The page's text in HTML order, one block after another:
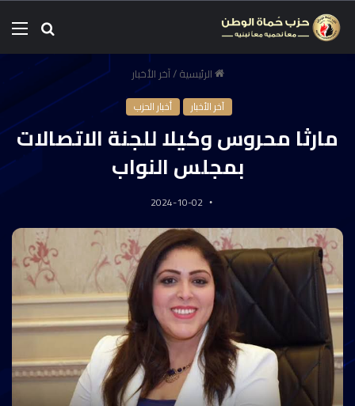
الرئيسية/آخر الأخبار
آخر الأخبار أخبار الحزب
مارثا محروس وكيلا للجنة الاتصالات
بمجلس النواب
2024-10-02